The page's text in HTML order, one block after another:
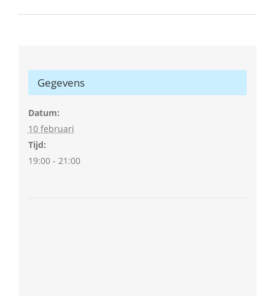
Gegevens
Datum:
10 februari
Tijd:
19:00 - 21:00